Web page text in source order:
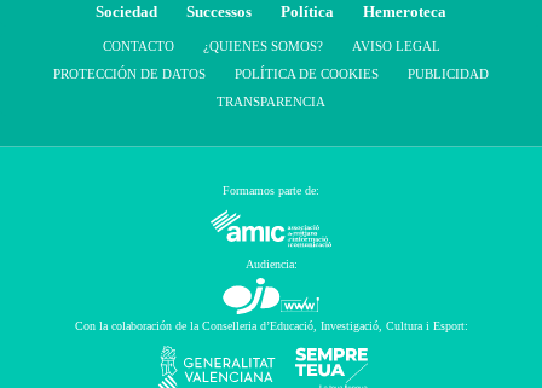
Sociedad
Successos Política Hemeroteca
CONTACTO ¿QUIENES SOMOS?
AVISO LEGAL
PROTECCIÓN DE DATOS
POLÍTICA DE COOKIES
PUBLICIDAD
TRANSPARENCIA
Formamos parte de:
Audiencia:
Con la colaboración de la Conselleria d’Educació, Investigació, Cultura i Esport: